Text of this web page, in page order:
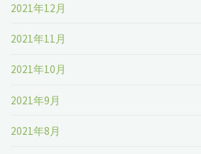
2021年12月
2021年11月
2021年10月
2021年9月
2021年8月